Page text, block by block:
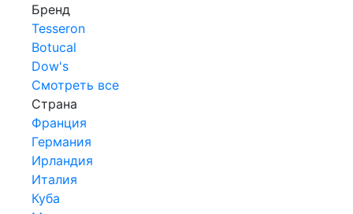
Бренд
Tesseron
Botucal
Dow's
Смотреть все
Страна
Франция
Германия
Ирландия
Италия
Куба